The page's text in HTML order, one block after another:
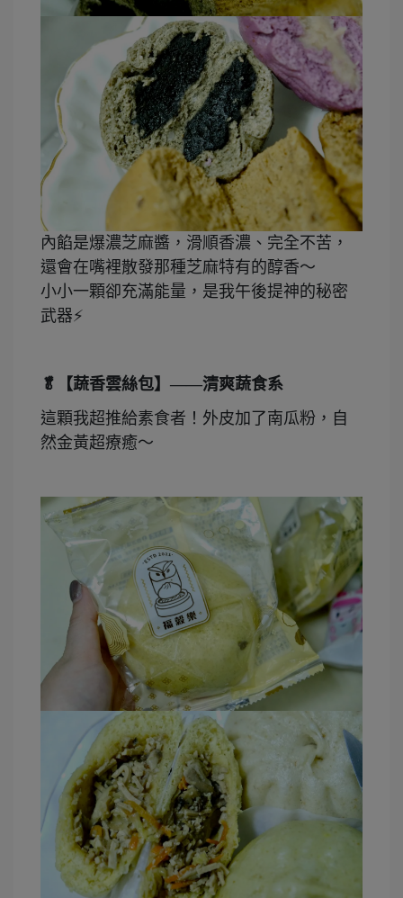
內餡是爆濃芝麻醬，滑順香濃、完全不苦，
還會在嘴裡散發那種芝麻特有的醇香～
小小一顆卻充滿能量，是我午後提神的秘密
武器⚡
🥬【蔬香雲絲包】——清爽蔬食系
這顆我超推給素食者！外皮加了南瓜粉，自
然金黃超療癒～